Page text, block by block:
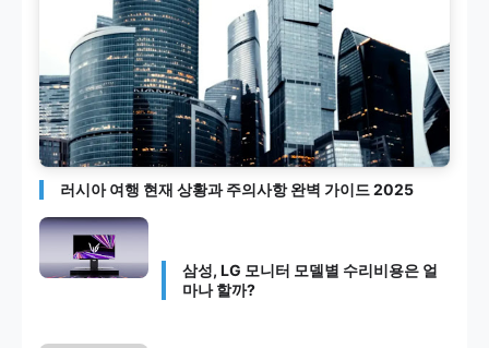
러시아 여행 현재 상황과 주의사항 완벽 가이드 2025
삼성, LG 모니터 모델별 수리비용은 얼
마나 할까?